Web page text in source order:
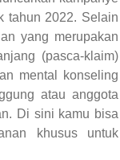
tahun 2022. Selain
yang merupakan
(pasca-klaim)
mental konseling
atau anggota
Di sini kamu bisa
khusus untuk